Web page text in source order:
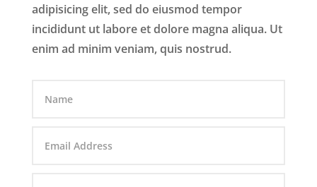
adipisicing elit, sed do eiusmod tempor
incididunt ut labore et dolore magna aliqua. Ut
enim ad minim veniam, quis nostrud.